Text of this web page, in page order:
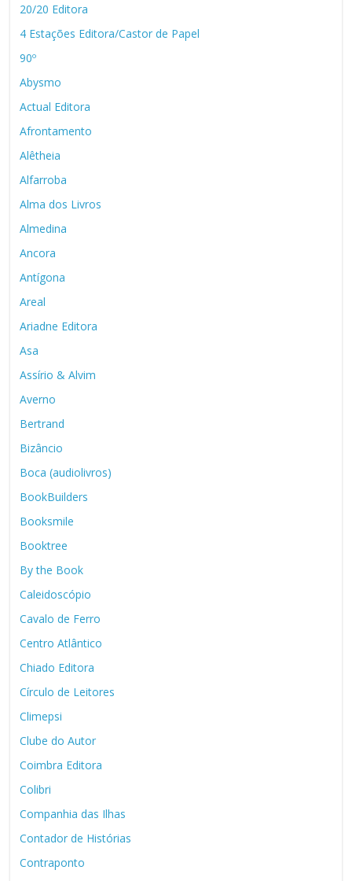
20/20 Editora
4 Estações Editora/Castor de Papel
90º
Abysmo
Actual Editora
Afrontamento
Alêtheia
Alfarroba
Alma dos Livros
Almedina
Ancora
Antígona
Areal
Ariadne Editora
Asa
Assírio & Alvim
Averno
Bertrand
Bizâncio
Boca (audiolivros)
BookBuilders
Booksmile
Booktree
By the Book
Caleidoscópio
Cavalo de Ferro
Centro Atlântico
Chiado Editora
Círculo de Leitores
Climepsi
Clube do Autor
Coimbra Editora
Colibri
Companhia das Ilhas
Contador de Histórias
Contraponto